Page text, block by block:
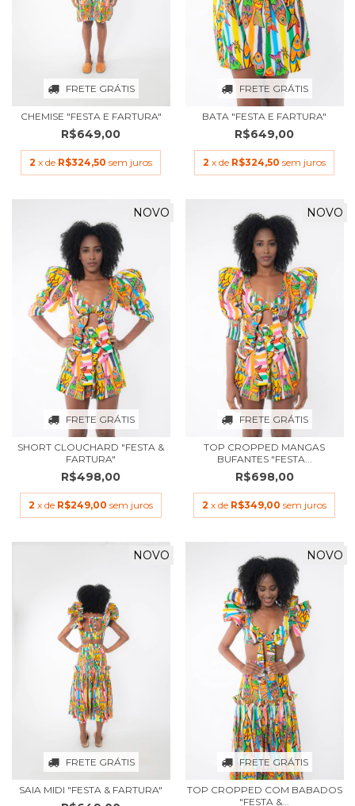
FRETE GRÁTIS
CHEMISE "FESTA E FARTURA"
R$649,00
2 x de R$324,50 sem juros
FRETE GRÁTIS
BATA "FESTA E FARTURA"
R$649,00
2 x de R$324,50 sem juros
FRETE GRÁTIS
NOVO
SHORT CLOUCHARD "FESTA &
FARTURA"
R$498,00
2 x de R$249,00 sem juros
FRETE GRÁTIS
NOVO
TOP CROPPED MANGAS
BUFANTES "FESTA...
R$698,00
2 x de R$349,00 sem juros
FRETE GRÁTIS
NOVO
SAIA MIDI "FESTA & FARTURA"
FRETE GRÁTIS
NOVO
TOP CROPPED COM BABADOS
"FESTA &...